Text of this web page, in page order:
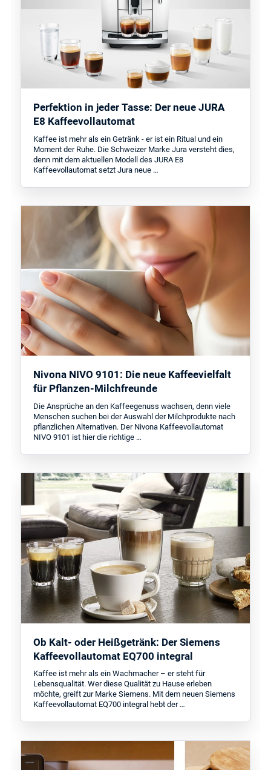
Perfektion in jeder Tasse: Der neue JURA
E8 Kaffeevollautomat
Kaffee ist mehr als ein Getränk - er ist ein Ritual und ein
Moment der Ruhe. Die Schweizer Marke Jura versteht dies,
denn mit dem aktuellen Modell des JURA E8
Kaffeevollautomat setzt Jura neue …
Nivona NIVO 9101: Die neue Kaffeevielfalt
für Pflanzen-Milchfreunde
Die Ansprüche an den Kaffeegenuss wachsen, denn viele
Menschen suchen bei der Auswahl der Milchprodukte nach
pflanzlichen Alternativen. Der Nivona Kaffeevollautomat
NIVO 9101 ist hier die richtige …
Ob Kalt- oder Heißgetränk: Der Siemens
Kaffeevollautomat EQ700 integral
Kaffee ist mehr als ein Wachmacher – er steht für
Lebensqualität. Wer diese Qualität zu Hause erleben
möchte, greift zur Marke Siemens. Mit dem neuen Siemens
Kaffeevollautomat EQ700 integral hebt der …